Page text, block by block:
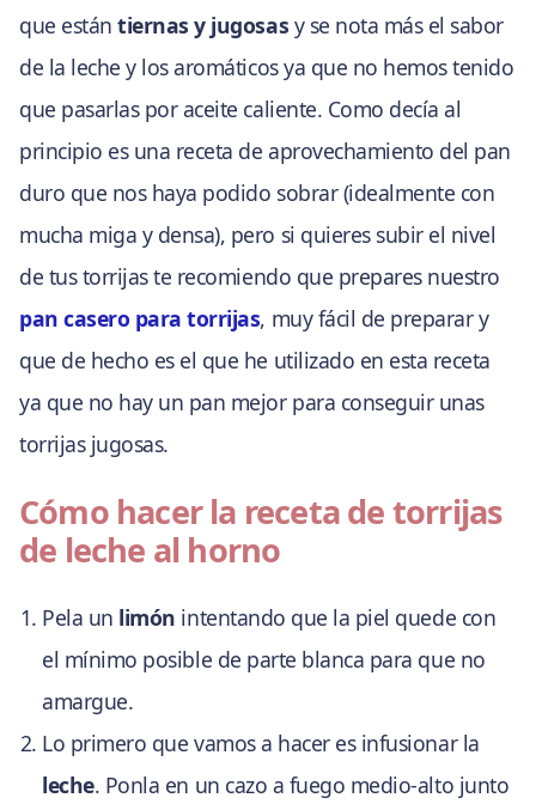
que estántiernas y jugosas y se nota más el sabor
de la leche y los aromáticos ya que no hemos tenido
que pasarlas por aceite caliente. Como decía al
principio es una receta de aprovechamiento del pan
duro que nos haya podido sobrar (idealmente con
mucha miga y densa), pero si quieres subir el nivel
de tus torrijas te recomiendo que prepares nuestro
pan casero para torrijas, muy fácil de preparar y
que de hecho es el que he utilizado en esta receta
ya que no hay un pan mejor para conseguir unas
torrijas jugosas.
Cómo hacer la receta de torrijas
de leche al horno
Pela un limón intentando que la piel quede con
el mínimo posible de parte blanca para que no
amargue.
Lo primero que vamos a hacer es infusionar la
leche. Ponla en un cazo a fuego medio-alto junto